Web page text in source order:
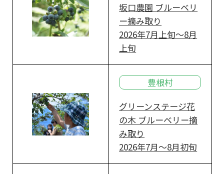
坂口農園 ブルーベリ
ー摘み取り
2026年7月上旬～8月
上旬
豊根村
グリーンステージ花
の木 ブルーベリー摘
み取り
2026年7月～8月初旬